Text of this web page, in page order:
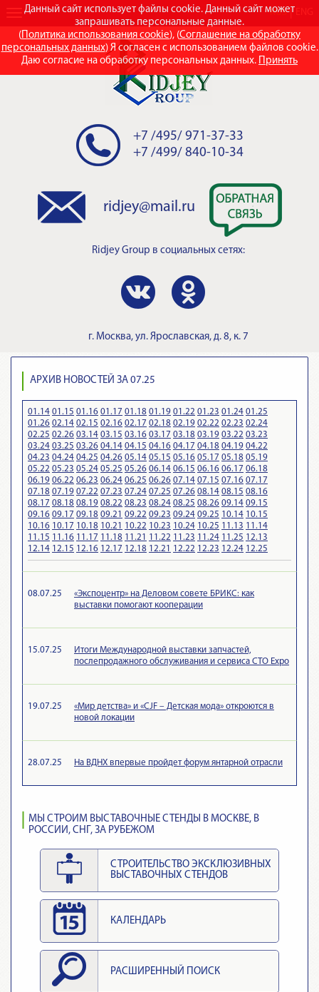
Данный сайт использует файлы cookie. Данный сайт может
запрашивать персональные данные.
(Политика использования cookie), (Соглашение на обработку
персональных данных) Я согласен с использованием файлов cookie.
Даю согласие на обработку персональных данных. Принять
RUS
+7 /495/ 971-37-33
+7 /499/ 840-10-34
ridjey@mail.ru
Ridjey Group в социальных сетях:
г. Москва, ул. Ярославская, д. 8, к. 7
АРХИВ НОВОСТЕЙ ЗА 07.25
01.14 01.15 01.16 01.17 01.18 01.19 01.22 01.23 01.24 01.25
01.26 02.14 02.15 02.16 02.17 02.18 02.19 02.22 02.23 02.24
02.25 02.26 03.14 03.15 03.16 03.17 03.18 03.19 03.22 03.23
03.24 03.25 03.26 04.14 04.15 04.16 04.17 04.18 04.19 04.22
04.23 04.24 04.25 04.26 05.14 05.15 05.16 05.17 05.18 05.19
05.22 05.23 05.24 05.25 05.26 06.14 06.15 06.16 06.17 06.18
06.19 06.22 06.23 06.24 06.25 06.26 07.14 07.15 07.16 07.17
07.18 07.19 07.22 07.23 07.24 07.25 07.26 08.14 08.15 08.16
08.17 08.18 08.19 08.22 08.23 08.24 08.25 08.26 09.14 09.15
09.16 09.17 09.18 09.21 09.22 09.23 09.24 09.25 10.14 10.15
10.16 10.17 10.18 10.21 10.22 10.23 10.24 10.25 11.13 11.14
11.15 11.16 11.17 11.18 11.21 11.22 11.23 11.24 11.25 12.13
12.14 12.15 12.16 12.17 12.18 12.21 12.22 12.23 12.24 12.25
08.07.25
«Экспоцентр» на Деловом совете БРИКС: как
выставки помогают кооперации
15.07.25
Итоги Международной выставки запчастей,
послепродажного обслуживания и сервиса СТО Expo
19.07.25
«Мир детства» и «CJF – Детская мода» откроются в
новой локации
28.07.25 На ВДНХ впервые пройдет форум янтарной отрасли
МЫ СТРОИМ ВЫСТАВОЧНЫЕ СТЕНДЫ В МОСКВЕ, В
РОССИИ, СНГ, ЗА РУБЕЖОМ
СТРОИТЕЛЬСТВО ЭКСКЛЮЗИВНЫХ
ВЫСТАВОЧНЫХ СТЕНДОВ
КАЛЕНДАРЬ
РАСШИРЕННЫЙ ПОИСК